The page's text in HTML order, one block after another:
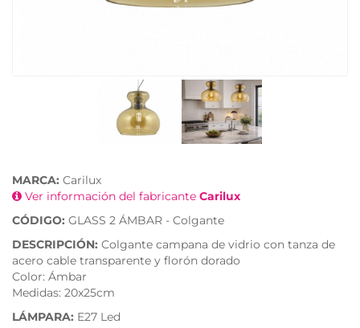
MARCA: Carilux
Ver información del fabricante Carilux
CÓDIGO: GLASS 2 ÁMBAR - Colgante
DESCRIPCIÓN: Colgante campana de vidrio con tanza de
acero cable transparente y florón dorado
Color: Ámbar
Medidas: 20x25cm
LÁMPARA: E27 Led